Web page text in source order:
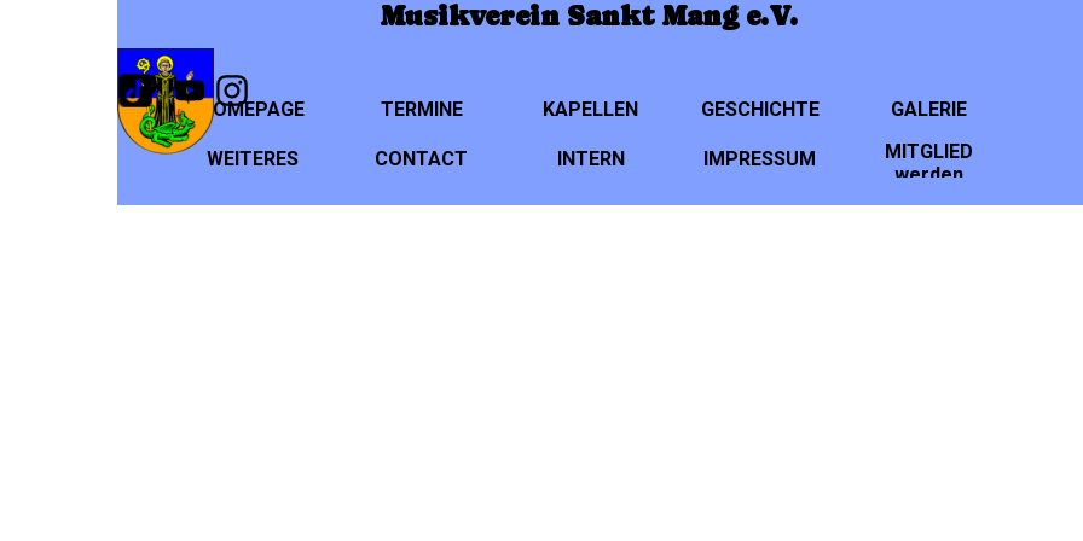
Musikverein Sankt Mang e.V.
Menü überspringen
HOMEPAGE TERMINE ▼
KAPELLEN ▼
GESCHICHTE ▼
GALERIE
WEITERES ▼
CONTACT INTERN ▼
IMPRESSUM ▼
MITGLIED
werden